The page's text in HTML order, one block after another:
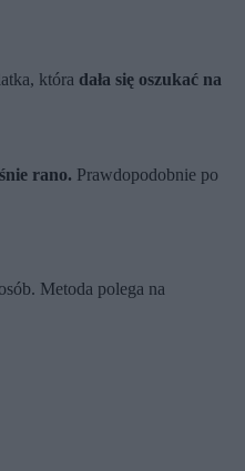
która dała się oszukać na
rano. Prawdopodobnie po
Metoda polega na